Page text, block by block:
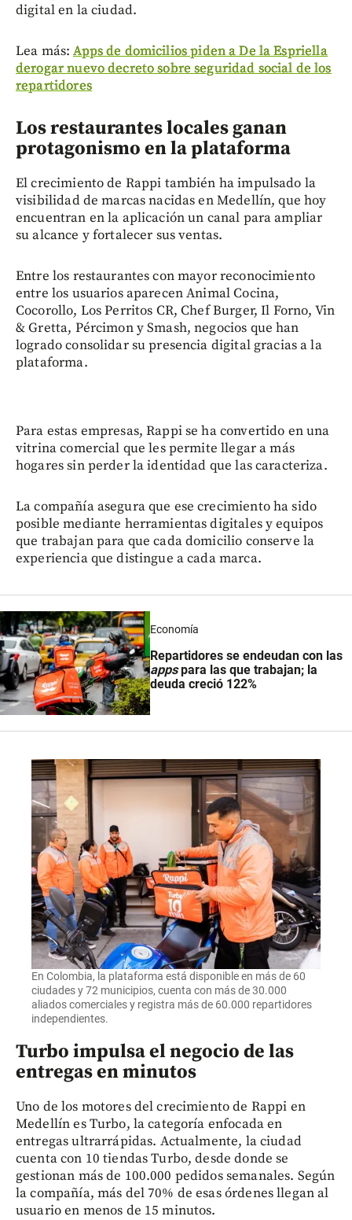
digital en la ciudad.
Lea más:Apps de domicilios piden a De la Espriella
derogar nuevo decreto sobre seguridad social de los
repartidores
Los restaurantes locales ganan
protagonismo en la plataforma
El crecimiento de Rappi también ha impulsado la
visibilidad de marcas nacidas en Medellín, que hoy
encuentran en la aplicación un canal para ampliar
su alcance y fortalecer sus ventas.
Entre los restaurantes con mayor reconocimiento
entre los usuarios aparecen Animal Cocina,
Cocorollo, Los Perritos CR, Chef Burger, Il Forno, Vin
& Gretta, Pércimon y Smash, negocios que han
logrado consolidar su presencia digital gracias a la
plataforma.
Para estas empresas, Rappi se ha convertido en una
vitrina comercial que les permite llegar a más
hogares sin perder la identidad que las caracteriza.
La compañía asegura que ese crecimiento ha sido
posible mediante herramientas digitales y equipos
que trabajan para que cada domicilio conserve la
experiencia que distingue a cada marca.
Economía
Repartidores se endeudan con las
appspara las que trabajan; la
deuda creció 122%
En Colombia, la plataforma está disponible en más de 60
ciudades y 72 municipios, cuenta con más de 30.000
aliados comerciales y registra más de 60.000 repartidores
independientes.
Turbo impulsa el negocio de las
entregas en minutos
Uno de los motores del crecimiento de Rappi en
Medellín es Turbo, la categoría enfocada en
entregas ultrarrápidas. Actualmente, la ciudad
cuenta con 10 tiendas Turbo, desde donde se
gestionan más de 100.000 pedidos semanales. Según
la compañía, más del 70% de esas órdenes llegan al
usuario en menos de 15 minutos.